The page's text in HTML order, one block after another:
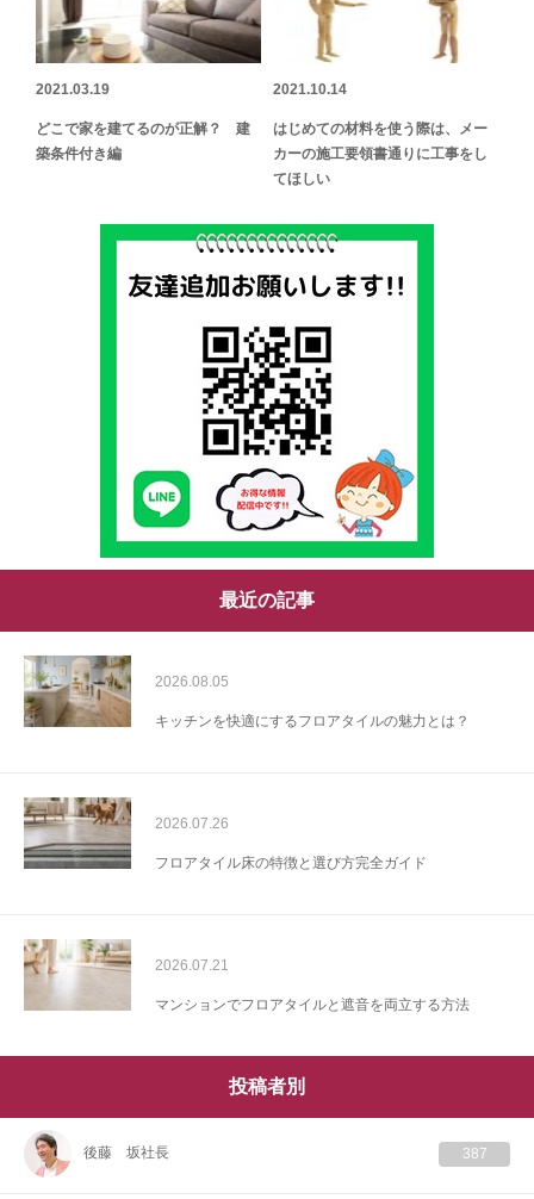
2021.03.19
どこで家を建てるのが正解？ 建
築条件付き編
2021.10.14
はじめての材料を使う際は、メー
カーの施工要領書通りに工事をし
てほしい
最近の記事
2026.08.05
キッチンを快適にするフロアタイルの魅力とは？
2026.07.26
フロアタイル床の特徴と選び方完全ガイド
2026.07.21
マンションでフロアタイルと遮音を両立する方法
投稿者別
後藤 坂社長 387